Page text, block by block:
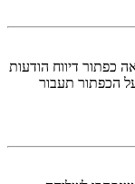
דיווח הודעות
הכפתור תעבור